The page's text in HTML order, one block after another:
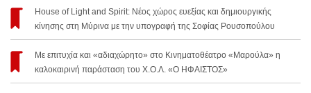
House of Light and Spirit: Νέος χώρος ευεξίας και δημιουργικής
κίνησης στη Μύρινα με την υπογραφή της Σοφίας Ρουσοπούλου
Με επιτυχία και «αδιαχώρητο» στο Κινηματοθέατρο «Μαρούλα» η
καλοκαιρινή παράσταση του Χ.Ο.Λ. «Ο ΗΦΑΙΣΤΟΣ»